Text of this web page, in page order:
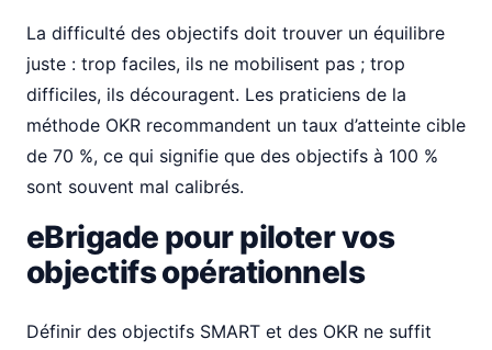
La difficulté des objectifs doit trouver un équilibre
juste : trop faciles, ils ne mobilisent pas ; trop
difficiles, ils découragent. Les praticiens de la
méthode OKR recommandent un taux d’atteinte cible
de 70 %, ce qui signifie que des objectifs à 100 %
sont souvent mal calibrés.
eBrigade pour piloter vos
objectifs opérationnels
Définir des objectifs SMART et des OKR ne suffit